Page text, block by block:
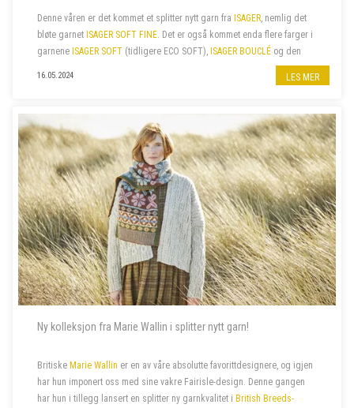
Denne våren er det kommet et splitter nytt garn fra ISAGER, nemlig det
bløte garnet ISAGER SOFT FINE. Det er også kommet enda flere farger i
garnene ISAGER SOFT (tidligere ECO SOFT), ISAGER BOUCLÉ og den
. I tillegg har vi nylig fått...
16.05.2024 LES MER
Ny kolleksjon fra Marie Wallin i splitter nytt garn!
Britiske Marie Wallin er en av våre absolutte favorittdesignere, og igjen
har hun imponert oss med sine vakre Fairisle-design. Denne gangen
har hun i tillegg lansert en splitter ny garnkvalitet i British Breeds-